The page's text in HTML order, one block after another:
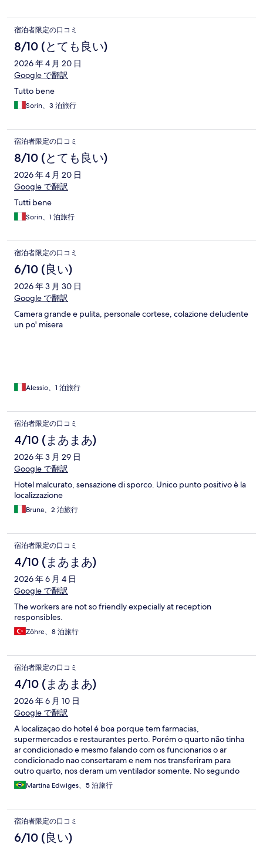
宿泊者限定の口コミ
8/10 (とても良い)
2026 年 4 月 20 日
Google で翻訳
Tutto bene
Sorin、3 泊旅行
宿泊者限定の口コミ
8/10 (とても良い)
2026 年 4 月 20 日
Google で翻訳
Tutti bene
Sorin、1 泊旅行
宿泊者限定の口コミ
6/10 (良い)
2026 年 3 月 30 日
Google で翻訳
Camera grande e pulita, personale cortese, colazione deludente
un po' misera
Alessio、1 泊旅行
宿泊者限定の口コミ
4/10 (まあまあ)
2026 年 3 月 29 日
Google で翻訳
Hotel malcurato, sensazione di sporco. Unico punto positivo è la
localizzazione
Bruna、2 泊旅行
宿泊者限定の口コミ
4/10 (まあまあ)
2026 年 6 月 4 日
Google で翻訳
The workers are not so friendly expecially at reception
responsibles.
Zöhre、8 泊旅行
宿泊者限定の口コミ
4/10 (まあまあ)
2026 年 6 月 10 日
Google で翻訳
A localizaçao do hotel é boa porque tem farmacias,
supermercados e restaurantes perto. Porém o quarto não tinha
ar condicionado e mesmo falando com os funcionarios o ar
condicionado nao consertaram e nem nos transferiram para
outro quarto, nos deram um ventilador somente. No segundo
dia de estadia houve algum problema com o fornecimento de
café da manhã e nos mandaram um kit de lanche no quarto. No
gostei das opçoes para o café.
Martina Edwiges、5 泊旅行
宿泊者限定の口コミ
6/10 (良い)